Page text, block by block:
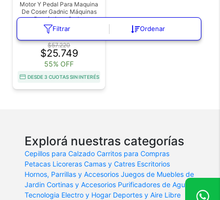
Filtrar Ordenar
Motor Y Pedal Para Maquina
De Coser Gadnic Máquinas
Domésticas Outlet
Envío a todo el país
$57.220
$25.749
55% OFF
DESDE 3 CUOTAS SIN INTERÉS
Explorá nuestras categorías
Cepillos para Calzado Carritos para Compras
Petacas Licoreras Camas y Catres Escritorios
Hornos, Parrillas y Accesorios Juegos de Muebles de
Jardin Cortinas y Accesorios Purificadores de Agua
Tecnologia Electro y Hogar Deportes y Aire Libre